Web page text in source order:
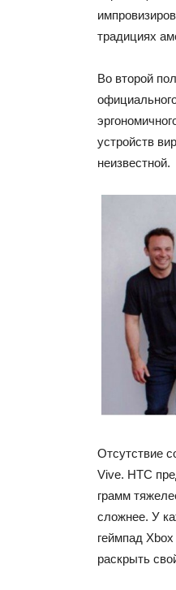
традициях
Во второй
устройств
неизвестной.
Отсутствие
Vive. HTC
грамм
сложнее. У
геймпад
раскрыть